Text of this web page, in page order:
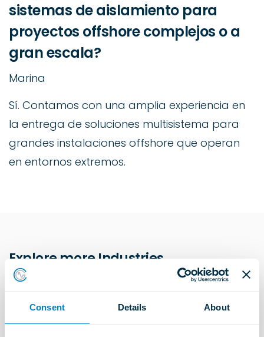
Consent Details About
sistemas de aislamiento para
proyectos offshore complejos o a
gran escala?
Marina
Sí. Contamos con una amplia experiencia en
la entrega de soluciones multisistema para
grandes instalaciones offshore que operan
en entornos extremos.
Explore more Industries
Aprender más